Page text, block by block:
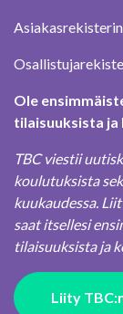
Ole
tilaisuuksista
TBC viestii
koulutuksista
kuukaudessa.
saat itsellesi
tilaisuuksista ja
Liity